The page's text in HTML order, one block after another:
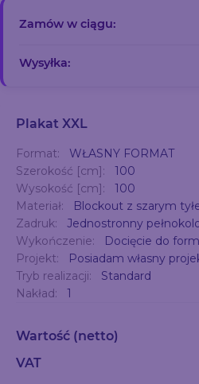
Zamów w ciągu:
Wysyłka:
Plakat XXL
Format:
WŁASNY FORMAT
Szerokość [cm]:
100
Wysokość [cm]:
100
Materiał:
Blockout z szarym
Zadruk:
Jednostronny
Wykończenie:
Docięcie do
Projekt:
Posiadam własny
Tryb realizacji:
Standard
Nakład:
1
Wartość (netto)
VAT